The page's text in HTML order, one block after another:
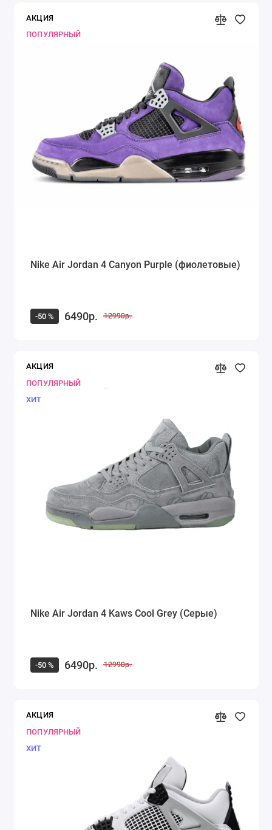
АКЦИЯ
ПОПУЛЯРНЫЙ
Nike Air Jordan 4 Canyon Purple (фиолетовые)
-50 % 6490р. 12990р.
АКЦИЯ
ПОПУЛЯРНЫЙ
ХИТ
Nike Air Jordan 4 Kaws Cool Grey (Серые)
-50 % 6490р. 12990р.
АКЦИЯ
ПОПУЛЯРНЫЙ
ХИТ